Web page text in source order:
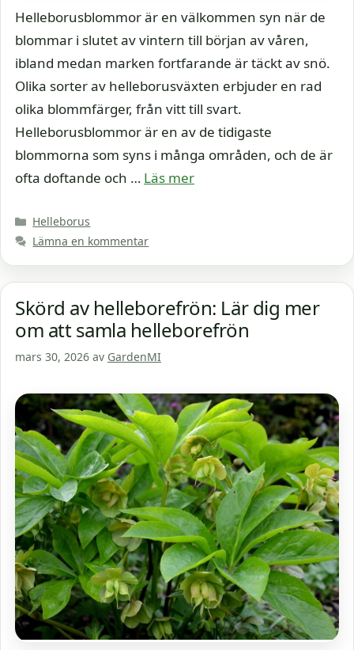
Helleborusblommor är en välkommen syn när de
blommar i slutet av vintern till början av våren,
ibland medan marken fortfarande är täckt av snö.
Olika sorter av helleborusväxten erbjuder en rad
olika blommfärger, från vitt till svart.
Helleborusblommor är en av de tidigaste
blommorna som syns i många områden, och de är
ofta doftande och … Läs mer
Kategorier
Helleborus
Lämna en kommentar
Skörd av helleborefrön: Lär dig mer
om att samla helleborefrön
mars 30, 2026 av GardenMI